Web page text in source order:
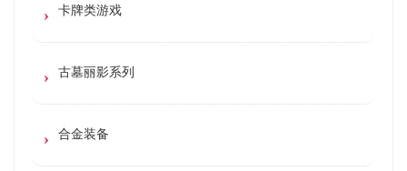
卡牌类游戏
古墓丽影系列
合金装备